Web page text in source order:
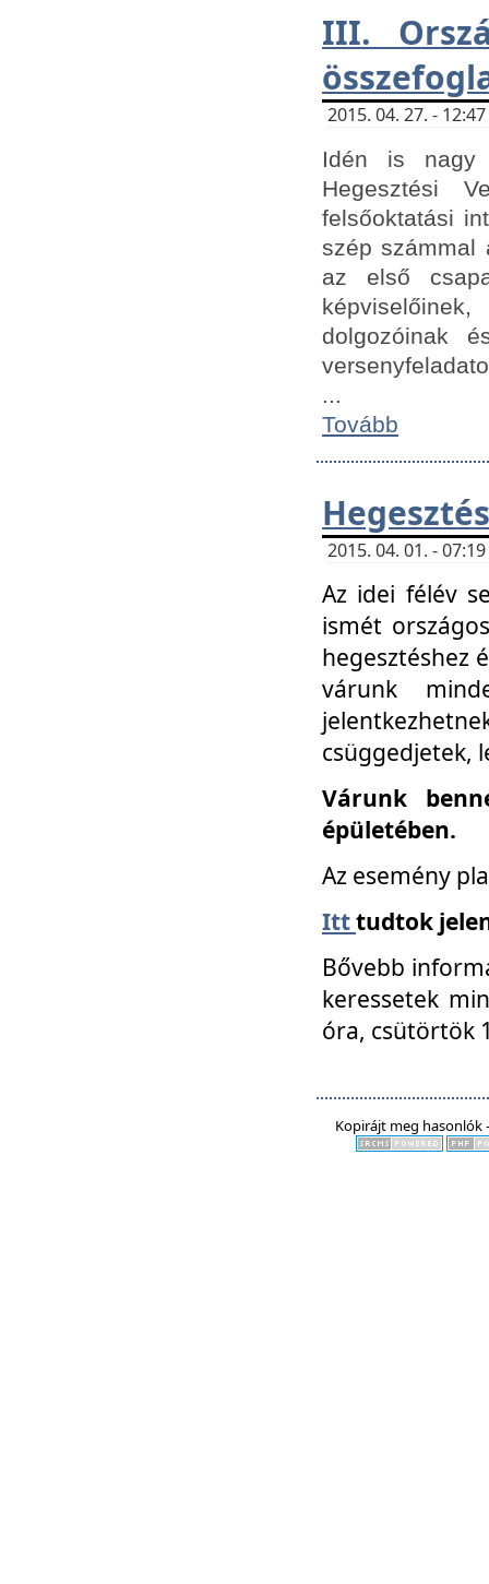
III.
2015. 04. 27. -
Idén is nagy
Hegesztési
felsőoktatási
szép számmal
az első
dolgozóinak
...
Tovább
2015. 04. 01. -
Az idei félév
ismét
hegesztéshez
várunk
csüggedjetek,
Várunk
épületében.
Az esemény
Itttudtok
Bővebb
keressetek
óra, csütörtök
Kopirájt meg hasonlók